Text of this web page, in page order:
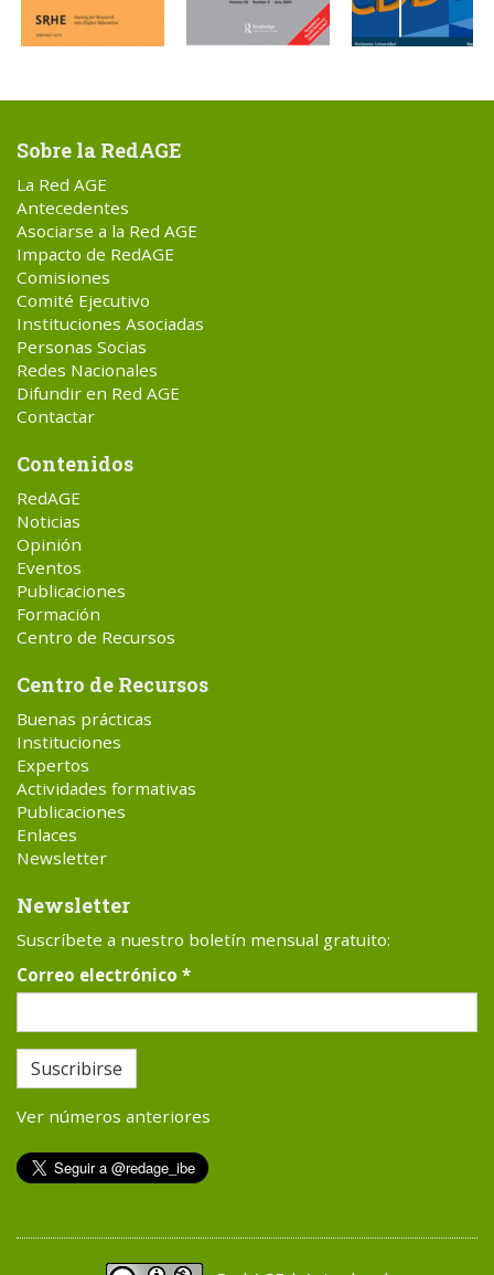
Sobre la RedAGE
La Red AGE
Antecedentes
Asociarse a la Red AGE
Impacto de RedAGE
Comisiones
Comité Ejecutivo
Instituciones Asociadas
Personas Socias
Redes Nacionales
Difundir en Red AGE
Contactar
Contenidos
RedAGE
Noticias
Opinión
Eventos
Publicaciones
Formación
Centro de Recursos
Centro de Recursos
Buenas prácticas
Instituciones
Expertos
Actividades formativas
Publicaciones
Enlaces
Newsletter
Newsletter
Suscríbete a nuestro boletín mensual gratuito:
Correo electrónico *
Suscribirse
Ver números anteriores